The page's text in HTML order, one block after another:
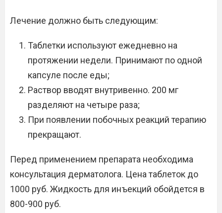
Лечение должно быть следующим:
Таблетки используют ежедневно на
протяжении недели. Принимают по одной
капсуле после еды;
Раствор вводят внутривенно. 200 мг
разделяют на четыре раза;
При появлении побочных реакций терапию
прекращают.
Перед применением препарата необходима
консультация дерматолога. Цена таблеток до
1000 руб. Жидкость для инъекций обойдется в
800-900 руб.